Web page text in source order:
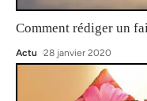
Comment rédiger un
Actu 28 janvier 2020